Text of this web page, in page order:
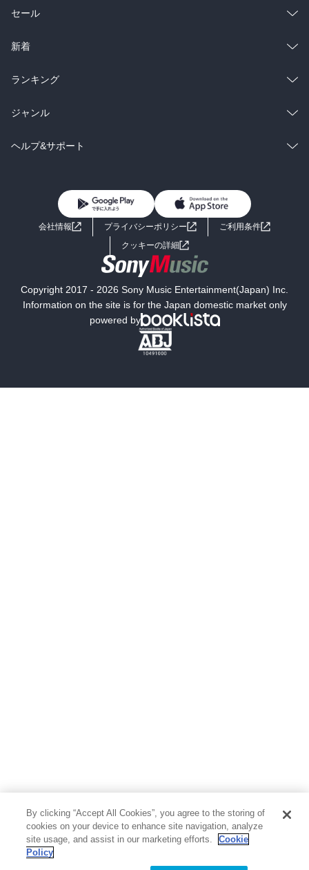
総合
ラノベ
雑誌・グラビア
BL・TL
セール
総合
ラノベ
雑誌・グラビア
BL・TL
新着
総合
ラノベ
雑誌・グラビア
ランキング
総合
ラノベ
ジャンル
コミック
ライトノベル 男子向けラノベ
小説
海外小説
ミステリー SF
文学
ヘルプ&サポート
よくあるご質問 お問い合わせ
会社情報 プライバシーポリシー
ご利用条件
クッキーの詳細
Copyright 2017 - 2026 Sony Music Entertainment(Japan) Inc.
Information on the site is for the Japan domestic market only
powered by
By clicking “Accept All Cookies”, you agree to the storing of
cookies on your device to enhance site navigation, analyze
site usage, and assist in our marketing efforts.
Cookie
Policy